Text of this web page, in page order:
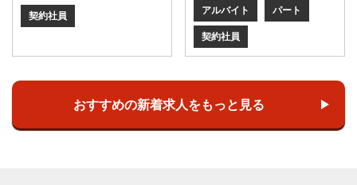
契約社員
アルバイト パート
契約社員
おすすめの新着求人をもっと見る